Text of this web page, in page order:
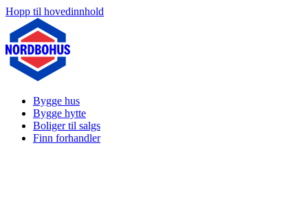
Hopp til hovedinnhold
Bygge hus
Bygge hytte
Boliger til salgs
Finn forhandler